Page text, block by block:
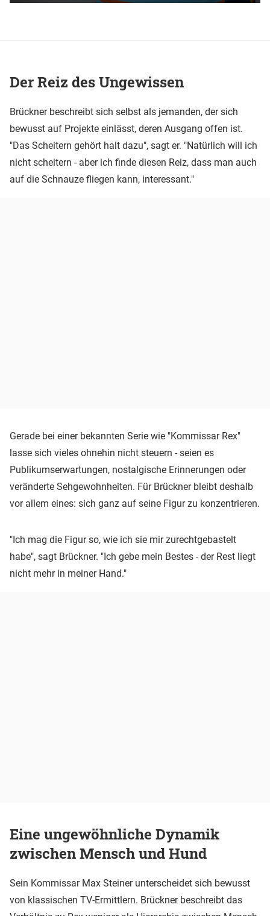
Der Reiz des Ungewissen
Brückner beschreibt sich selbst als jemanden, der sich
bewusst auf Projekte einlässt, deren Ausgang offen ist.
"Das Scheitern gehört halt dazu", sagt er. "Natürlich will ich
nicht scheitern - aber ich finde diesen Reiz, dass man auch
auf die Schnauze fliegen kann, interessant."
Gerade bei einer bekannten Serie wie "Kommissar Rex"
lasse sich vieles ohnehin nicht steuern - seien es
Publikumserwartungen, nostalgische Erinnerungen oder
veränderte Sehgewohnheiten. Für Brückner bleibt deshalb
vor allem eines: sich ganz auf seine Figur zu konzentrieren.
"Ich mag die Figur so, wie ich sie mir zurechtgebastelt
habe", sagt Brückner. "Ich gebe mein Bestes - der Rest liegt
nicht mehr in meiner Hand."
Eine ungewöhnliche Dynamik
zwischen Mensch und Hund
Sein Kommissar Max Steiner unterscheidet sich bewusst
von klassischen TV-Ermittlern. Brückner beschreibt das